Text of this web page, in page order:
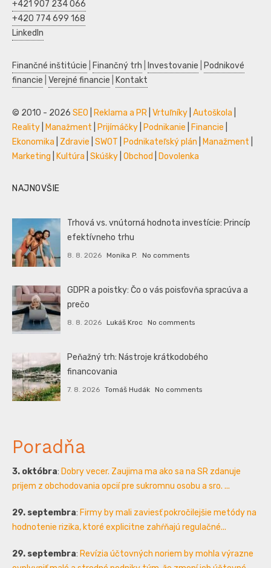
+421 907 234 066
+420 774 699 168
LinkedIn
Finančné inštitúcie Finančný trh Investovanie
Podnikové
financie Verejné financie Kontakt
© 2010 - 2026 SEO Reklama a PR Vrtuľníky Autoškola
Reality
Manažment Prijímáčky Podnikanie Financie
Ekonomika
Zdravie SWOT Podnikateľský plán Manažment
Marketing
Kultúra Skúšky Obchod Dovolenka
NAJNOVŠIE
Trhová vs. vnútorná hodnota investície: Princíp
efektívneho trhu
8. 8. 2026 Monika P. No comments
GDPR a poistky: Čo o vás poisťovňa spracúva a
prečo
8. 8. 2026 Lukáš Kroc No comments
Peňažný trh: Nástroje krátkodobého
financovania
7. 8. 2026 Tomáš Hudák No comments
Poradňa
3. októbra: Dobry vecer. Zaujima ma ako sa na SR zdanuje
prijem z obchodovania opcií pre sukromnu osobu a sro. ...
29. septembra: Firmy by mali zaviesť pokročilejšie metódy na
hodnotenie rizika, ktoré explicitne zahŕňajú regulačné...
29. septembra: Revízia účtovných noriem by mohla výrazne